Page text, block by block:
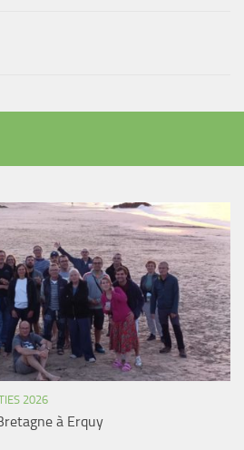
2026
à Erquy